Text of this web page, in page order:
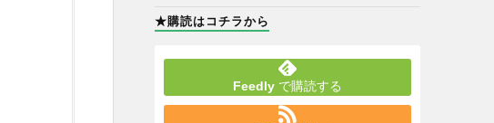
★購読はコチラから
Feedly で購読する